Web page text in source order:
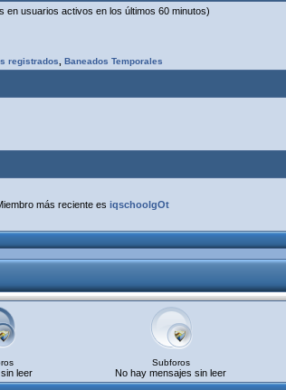
en usuarios activos en los últimos 60 minutos)
registrados Baneados Temporales
más reciente es iqschoolgOt
leer
Subforos
No hay mensajes sin leer